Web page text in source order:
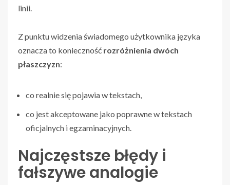
linii.
Z punktu widzenia świadomego użytkownika języka
oznacza to konieczność rozróżnienia dwóch
płaszczyzn:
co realnie się pojawia w tekstach,
co jest akceptowane jako poprawne w tekstach
oficjalnych i egzaminacyjnych.
Najczęstsze błędy i
fałszywe analogie